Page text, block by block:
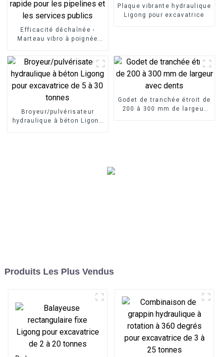
Efficacité déchaînée -
Marteau vibro à poignée
rapide pour les pipelines et
les services publics
Plaque vibrante hydraulique
Ligong pour excavatrice
Broyeur/pulvérisateur
hydraulique à béton Ligong
Godet de tranchée étroit de
200 à 300 mm de largeur
Produits Les Plus Vendus